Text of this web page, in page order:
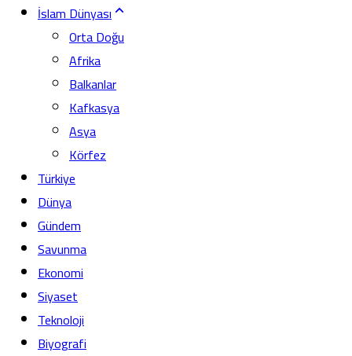
İslam Dünyası
Orta Doğu
Afrika
Balkanlar
Kafkasya
Asya
Körfez
Türkiye
Dünya
Gündem
Savunma
Ekonomi
Siyaset
Teknoloji
Biyografi